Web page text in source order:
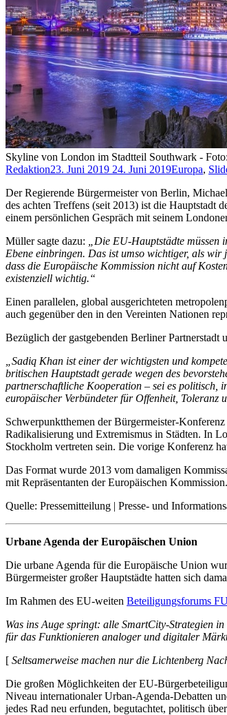
Skyline von London im Stadtteil Southwark -
Redaktion23. Juni 2019 24. Juni 2019Europa,
Der Regierende Bürgermeister von Berlin,
des achten Treffens (seit 2013) ist die Hauptstadt
einem persönlichen Gespräch mit seinem
Müller sagte dazu:
„Die EU-Hauptstädte
Ebene einbringen. Das ist umso wichtiger, als wir
dass die Europäische Kommission nicht auf
existenziell wichtig.“
Einen parallelen, global ausgerichteten
auch gegenüber den in den Vereinten Nationen
Bezüglich der gastgebenden Berliner
„Sadiq Khan ist einer der wichtigsten und
britischen Hauptstadt gerade wegen des
partnerschaftliche Kooperation – sei es politisch,
europäischer Verbündeter für Offenheit, Toleranz
Schwerpunktthemen der Bürgermeister-
Radikalisierung und Extremismus in Städten. In
Stockholm vertreten sein. Die vorige Konferenz
Das Format wurde 2013 vom damaligen
mit Repräsentanten der Europäischen Kommission.
Quelle: Pressemitteilung | Presse- und
Urbane Agenda der Europäischen Union
Die urbane Agenda für die Europäische Union
Bürgermeister großer Hauptstädte hatten sich
Im Rahmen des EU-weiten Beteiligungsforums
Was ins Auge springt: alle SmartCity-Strategien
für das Funktionieren analoger und digitaler
[ Seltsamerweise machen nur die Lichtenberg
Die großen Möglichkeiten der EU-
Niveau internationaler Urban-Agenda-Debatten
jedes Rad neu erfunden, begutachtet, politisch